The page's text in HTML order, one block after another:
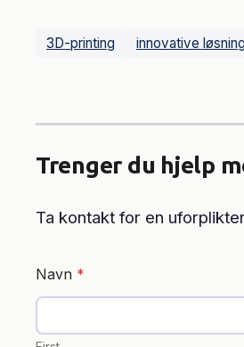
3D-printing innovative
Trenger du hjelp
Ta kontakt for en
*
T
l
Navn *